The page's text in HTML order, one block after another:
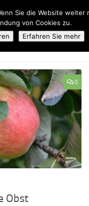
UND
0
Obst
Sie die Website weiter
von Cookies zu.
Erfahren Sie mehr